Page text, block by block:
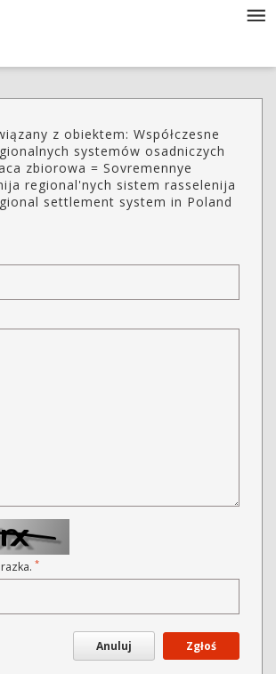
z obiektem: Współczesne
systemów osadniczych
zbiorowa = Sovremennye
regional'nych sistem rasselenija
settlement system in Poland
*
Anuluj Zgłoś